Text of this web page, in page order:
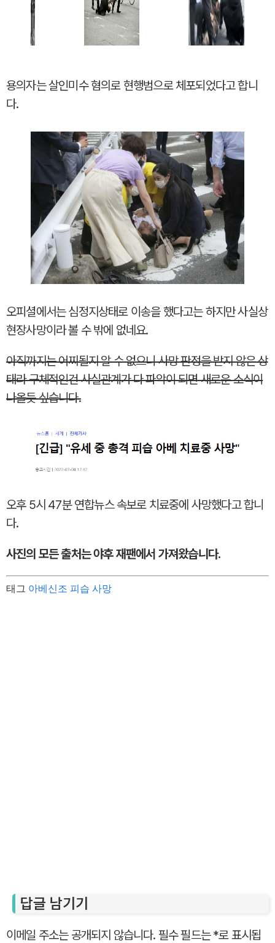
용의자는 살인미수 혐의로 현행범으로 체포되었다고 합니
다.
오피셜에서는 심정지상태로 이송을 했다고는 하지만 사실상
현장사망이라 볼 수 밖에 없네요.
아직까지는 어찌될지 알 수 없으니 사망 판정을 받지 않은 상
태라 구체적인건 사실관계가 다 파악이 되면 새로운 소식이
나올듯 싶습니다.
오후 5시 47분 연합뉴스 속보로 치료중에 사망했다고 합니
다.
사진의 모든 출처는 야후 재팬에서 가져왔습니다.
태그 아베신조 피습 사망
답글 남기기
이메일 주소는 공개되지 않습니다. 필수 필드는*로 표시됩